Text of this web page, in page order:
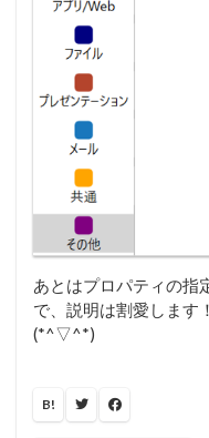
あとはプロパティの指
で、説明は割愛します
(*^▽^*)
B!